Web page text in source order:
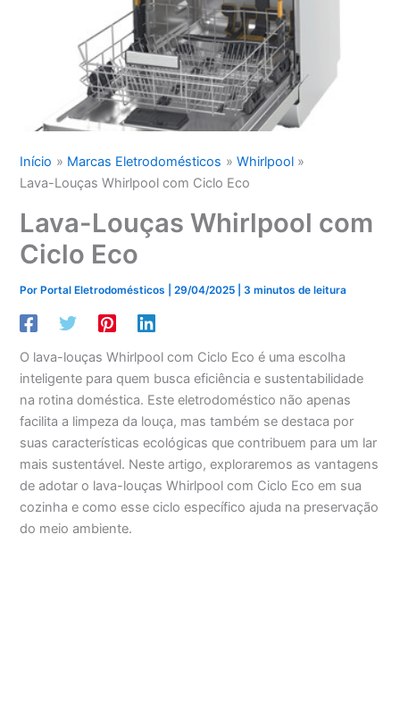
Início Marcas Eletrodomésticos
Whirlpool
Lava-Louças Whirlpool com Ciclo Eco
Lava-Louças Whirlpool com
Ciclo Eco
Por Portal Eletrodomésticos |29/04/2025 |3 minutos de leitura
O lava-louças Whirlpool com Ciclo Eco é uma escolha
inteligente para quem busca eficiência e sustentabilidade
na rotina doméstica. Este eletrodoméstico não apenas
facilita a limpeza da louça, mas também se destaca por
suas características ecológicas que contribuem para um lar
mais sustentável. Neste artigo, exploraremos as vantagens
de adotar o lava-louças Whirlpool com Ciclo Eco em sua
cozinha e como esse ciclo específico ajuda na preservação
do meio ambiente.